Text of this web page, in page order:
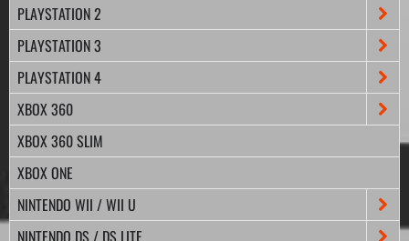
PLAYSTATION 2
PLAYSTATION 3
PLAYSTATION 4
XBOX 360
XBOX 360 SLIM
XBOX ONE
NINTENDO WII / WII U
NINTENDO DS / DS LITE